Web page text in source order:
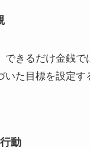
できるだけ金銭で
いた目標を設定す
動